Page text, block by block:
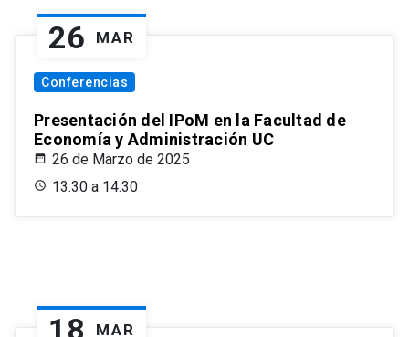
26 MAR
Conferencias
Presentación del IPoM en la Facultad de
Economía y Administración UC
26 de Marzo de 2025
13:30 a 14:30
MAR